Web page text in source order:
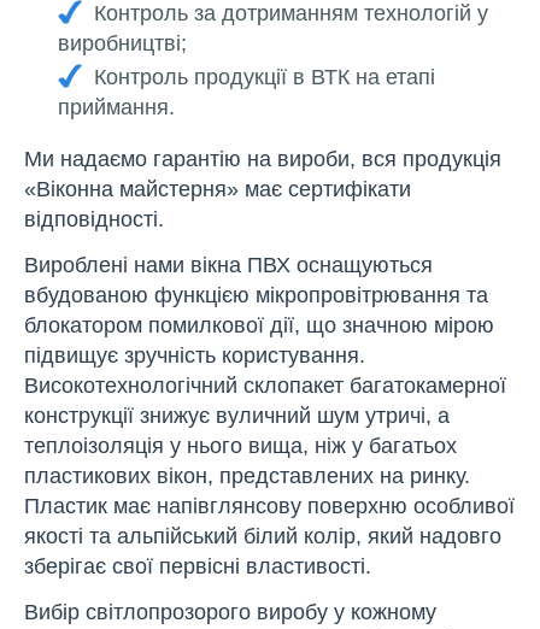
Контроль за дотриманням технологій у
виробництві;
Контроль продукції в ВТК на етапі
приймання.
Ми надаємо гарантію на вироби, вся продукція
«Віконна майстерня» має сертифікати
відповідності.
Вироблені нами вікна ПВХ оснащуються
вбудованою функцією мікропровітрювання та
блокатором помилкової дії, що значною мірою
підвищує зручність користування.
Високотехнологічний склопакет багатокамерної
конструкції знижує вуличний шум утричі, а
теплоізоляція у нього вища, ніж у багатьох
пластикових вікон, представлених на ринку.
Пластик має напівглянсову поверхню особливої
​​якості та альпійський білий колір, який надовго
зберігає свої первісні властивості.
Вибір світлопрозорого виробу у кожному